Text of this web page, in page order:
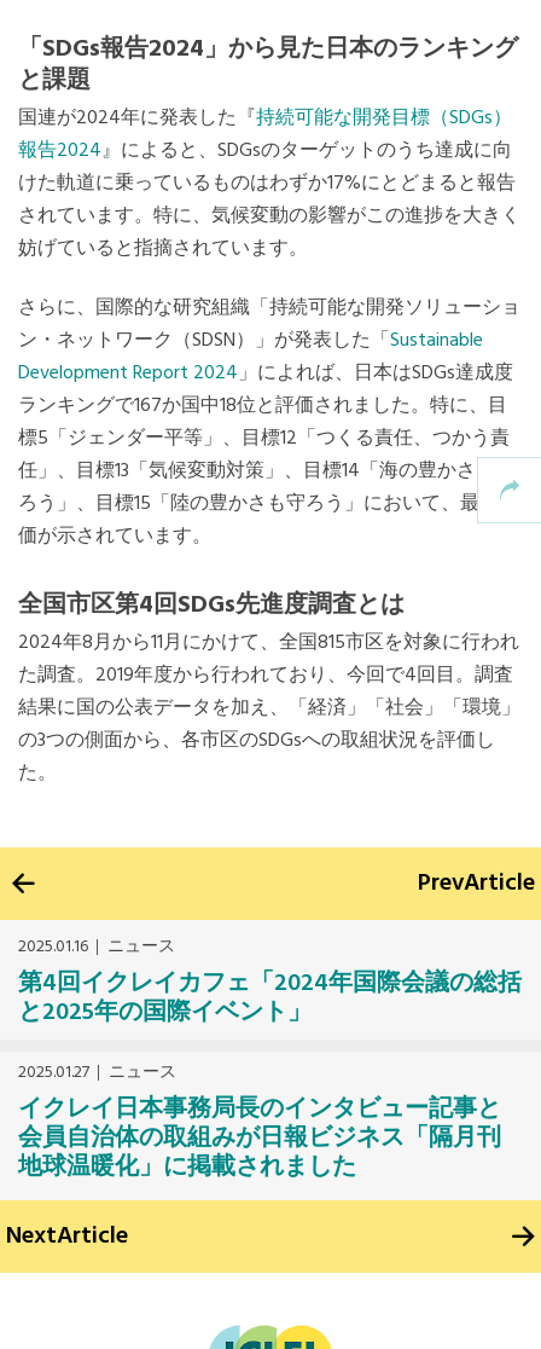
「SDGs報告2024」から見た日本のランキング
と課題
国連が2024年に発表した『持続可能な開発目標（SDGs）
報告2024』によると、SDGsのターゲットのうち達成に向
けた軌道に乗っているものはわずか17%にとどまると報告
されています。特に、気候変動の影響がこの進捗を大きく
妨げていると指摘されています。
さらに、国際的な研究組織「持続可能な開発ソリューショ
ン・ネットワーク（SDSN）」が発表した「Sustainable
Development Report 2024」によれば、日本はSDGs達成度
ランキングで167か国中18位と評価されました。特に、目
標5「ジェンダー平等」、目標12「つくる責任、つかう責
任」、目標13「気候変動対策」、目標14「海の豊かさを守
ろう」、目標15「陸の豊かさも守ろう」において、最低評
価が示されています。
全国市区第4回SDGs先進度調査とは
2024年8月から11月にかけて、全国815市区を対象に行われ
た調査。2019年度から行われており、今回で4回目。調査
結果に国の公表データを加え、「経済」「社会」「環境」
の3つの側面から、各市区のSDGsへの取組状況を評価し
た。
PrevArticle
2025.01.16 ニュース
第4回イクレイカフェ「2024年国際会議の総括
と2025年の国際イベント」
2025.01.27 ニュース
イクレイ日本事務局長のインタビュー記事と
会員自治体の取組みが日報ビジネス「隔月刊
地球温暖化」に掲載されました
NextArticle